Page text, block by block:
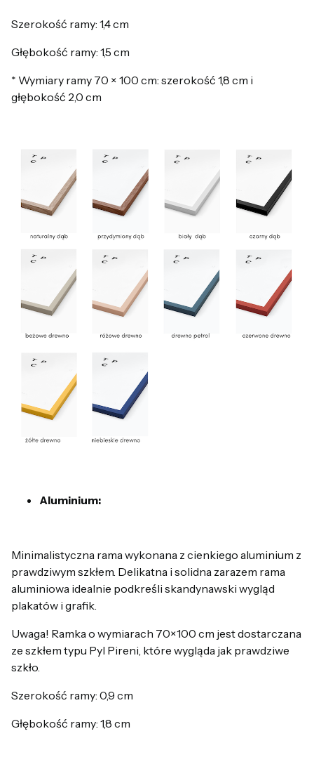
Szerokość ramy: 1,4 cm
Głębokość ramy: 1,5 cm
* Wymiary ramy 70 × 100 cm: szerokość 1,8 cm i
głębokość 2,0 cm
Aluminium:
Minimalistyczna rama wykonana z cienkiego aluminium z
prawdziwym szkłem. Delikatna i solidna zarazem rama
aluminiowa idealnie podkreśli skandynawski wygląd
plakatów i grafik.
Uwaga! Ramka o wymiarach 70×100 cm jest dostarczana
ze szkłem typu Pyl Pireni, które wygląda jak prawdziwe
szkło.
Szerokość ramy: 0,9 cm
Głębokość ramy: 1,8 cm